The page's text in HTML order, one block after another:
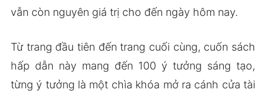
vẫn còn nguyên giá trị cho đến ngày hôm nay.
Từ trang đầu tiên đến trang cuối cùng, cuốn sách
hấp dẫn này mang đến 100 ý tưởng sáng tạo,
từng ý tưởng là một chìa khóa mở ra cánh cửa tài